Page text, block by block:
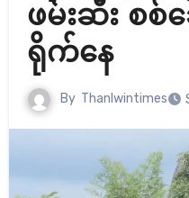
ဖမ်းဆီး စစ်
ရိုက်နေ
By Thanlwintimes